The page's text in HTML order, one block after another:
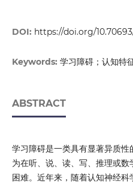
DOI: https://doi.org/
Keywords: 学习障碍；认知特
ABSTRACT
学习障碍是一类具有显著异质
为在听、说、读、写、推理或
困难。近年来，随着认知神经